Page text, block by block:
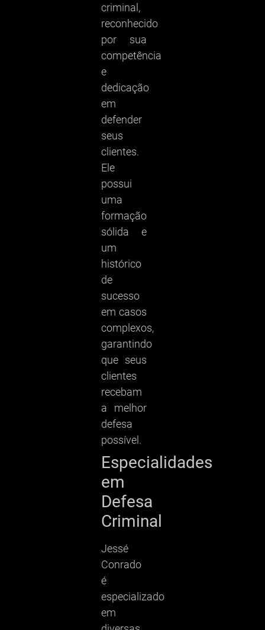
criminal,
reconhecido
por sua
competência
e
dedicação
em
defender
seus
clientes.
Ele
possui
uma
formação
sólida e
um
histórico
de
sucesso
em casos
complexos,
garantindo
que seus
clientes
recebam
a melhor
defesa
possível.
Especialidades
em
Defesa
Criminal
Jessé
Conrado
é
especializado
em